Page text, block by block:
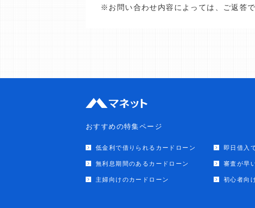
※お問い合わせ内容によっては、ご返答
おすすめの特集ページ
低金利で借りられるカードローン 即日借入
無利息期間のあるカードローン 審査が早
主婦向けのカードローン 初心者向